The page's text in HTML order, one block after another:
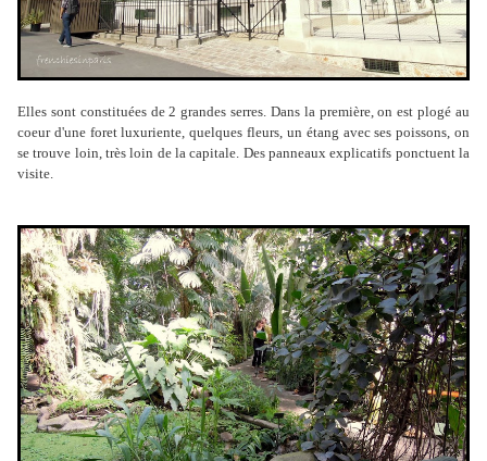
Elles sont constituées de 2 grandes serres. Dans la première, on est plogé au
coeur d'une foret luxuriente, quelques fleurs, un étang avec ses poissons, on
se trouve loin, très loin de la capitale. Des panneaux explicatifs ponctuent la
visite.